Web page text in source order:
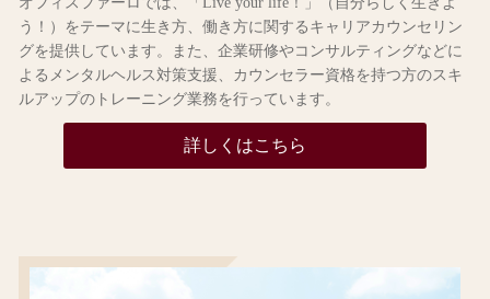
う！）をテーマに生き方、働き方に関するキャリアカウンセリン
グを提供しています。また、企業研修やコンサルティングなどに
よるメンタルヘルス対策支援、カウンセラー資格を持つ方のスキ
ルアップのトレーニング業務を行っています。
詳しくはこちら